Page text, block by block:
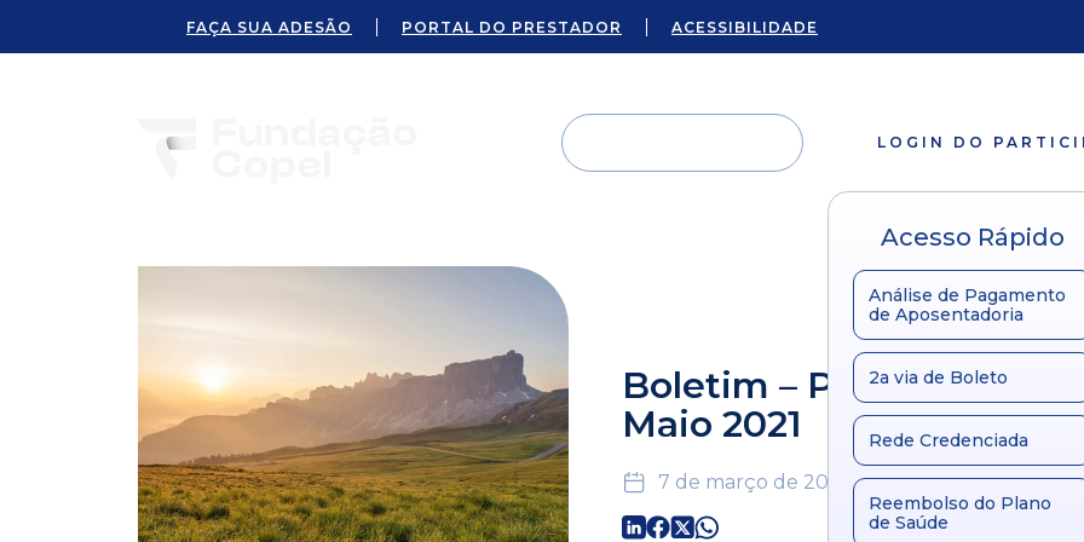
FAÇA SUA ADESÃO PORTAL DO PRESTADOR ACESSIBILIDADE
LOGIN DO
Acesso Rápido
Análise de Pagamento
de Aposentadoria
2a via de Boleto
Rede Credenciada
Reembolso do Plano
de Saúde
Boletim – Plano
Maio 2021
7 de março de 2024